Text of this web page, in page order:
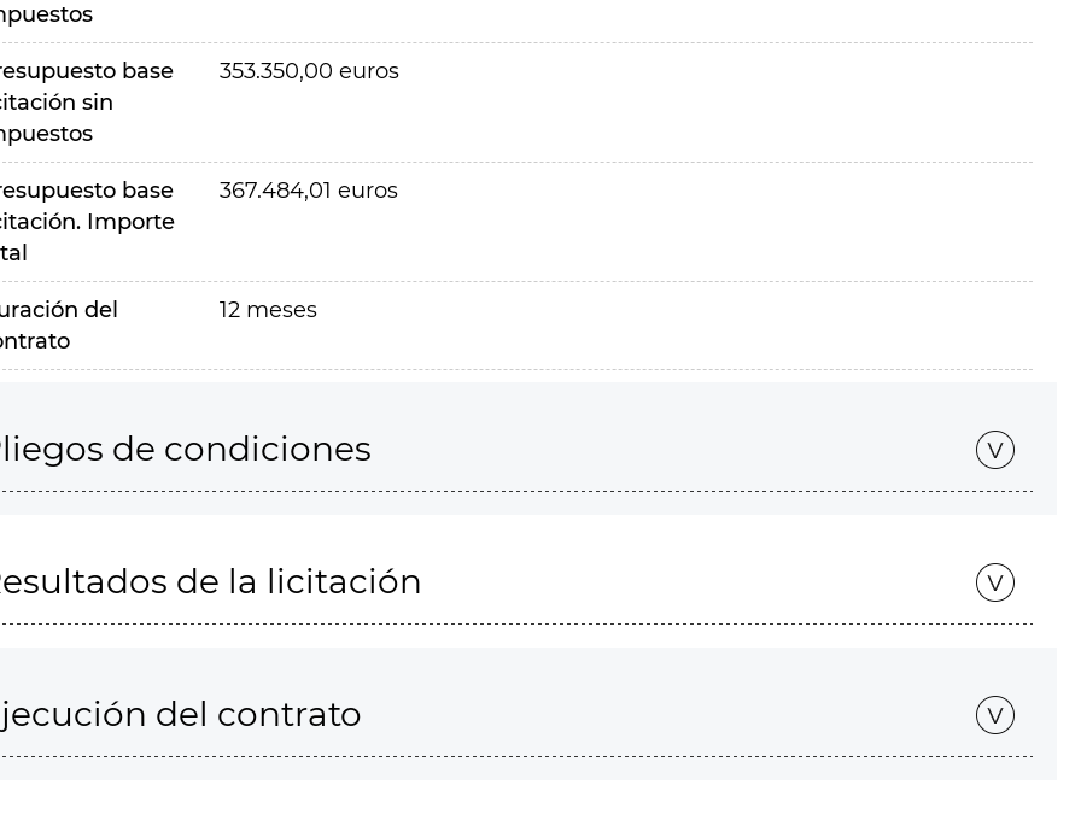
base
sin
353.350,00 euros
base
Importe
367.484,01 euros
del
12 meses
de condiciones
de la licitación
del contrato